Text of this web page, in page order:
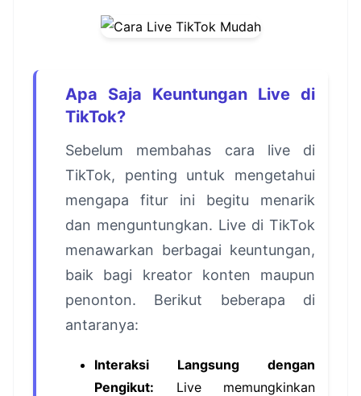
Apa Saja Keuntungan Live di
TikTok?
Sebelum membahas cara live di
TikTok, penting untuk mengetahui
mengapa fitur ini begitu menarik
dan menguntungkan. Live di TikTok
menawarkan berbagai keuntungan,
baik bagi kreator konten maupun
penonton. Berikut beberapa di
antaranya:
Interaksi Langsung dengan
Pengikut: Live memungkinkan